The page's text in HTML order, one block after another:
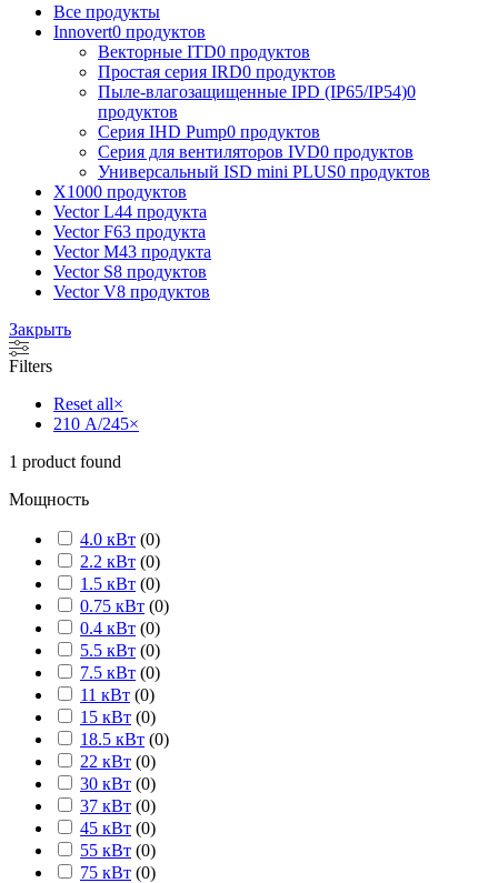
Все продукты
Innovert0 продуктов
Векторные ITD0 продуктов
Простая серия IRD0 продуктов
Пыле-влагозащищенные IPD (IP65/IP54)0
продуктов
Серия IHD Pump0 продуктов
Серия для вентиляторов IVD0 продуктов
Универсальный ISD mini PLUS0 продуктов
X1000 продуктов
Vector L44 продукта
Vector F63 продукта
Vector M43 продукта
Vector S8 продуктов
Vector V8 продуктов
Закрыть
Filters
Reset all×
210 А/245×
1 product found
Мощность
4.0 кВт (0)
2.2 кВт (0)
1.5 кВт (0)
0.75 кВт (0)
0.4 кВт (0)
5.5 кВт (0)
7.5 кВт (0)
11 кВт (0)
15 кВт (0)
18.5 кВт (0)
22 кВт (0)
30 кВт (0)
37 кВт (0)
45 кВт (0)
55 кВт (0)
75 кВт (0)